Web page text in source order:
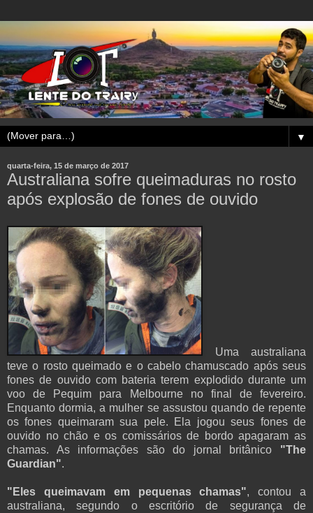
▼
quarta-feira, 15 de março de 2017
Australiana sofre queimaduras no rosto
após explosão de fones de ouvido
Uma australiana
teve o rosto queimado e o cabelo chamuscado após seus
fones de ouvido com bateria terem explodido durante um
voo de Pequim para Melbourne no final de fevereiro.
Enquanto dormia, a mulher se assustou quando de repente
os fones queimaram sua pele. Ela jogou seus fones de
ouvido no chão e os comissários de bordo apagaram as
chamas. As informações são do jornal britânico "The
Guardian".
"Eles queimavam em pequenas chamas", contou a
australiana, segundo o escritório de segurança de